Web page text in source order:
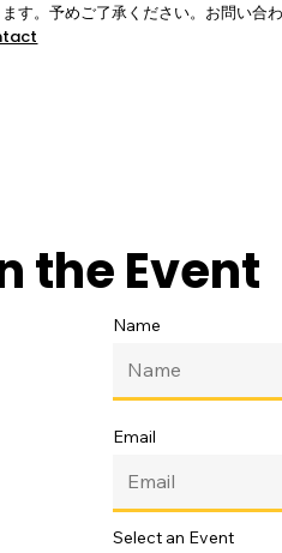
す。予めご了承ください。お問い合わ
the Event
Name
Email
Select an Event